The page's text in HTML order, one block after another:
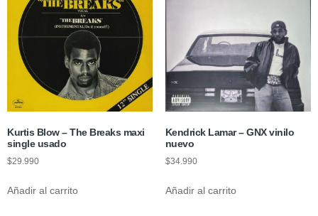
Kurtis Blow – The Breaks maxi
single usado
$29.990
Añadir al carrito
Kendrick Lamar – GNX vinilo
nuevo
$34.990
Añadir al carrito